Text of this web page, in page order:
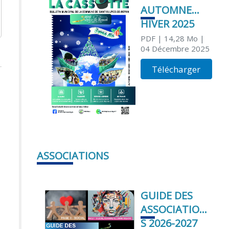
AUTOMNE
HIVER 2025
PDF| 14,28 Mo |
04 Décembre 2025
Télécharger
ASSOCIATIONS
GUIDE DES
ASSOCIATION
S 2026-2027